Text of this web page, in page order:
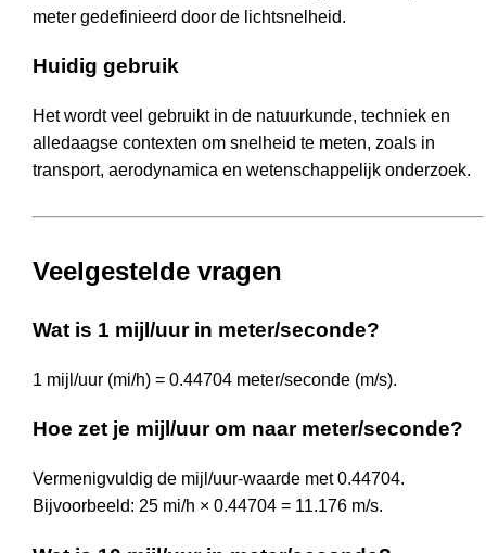
meter gedefinieerd door de lichtsnelheid.
Huidig gebruik
Het wordt veel gebruikt in de natuurkunde, techniek en
alledaagse contexten om snelheid te meten, zoals in
transport, aerodynamica en wetenschappelijk onderzoek.
Veelgestelde vragen
Wat is 1 mijl/uur in meter/seconde?
1 mijl/uur (mi/h) = 0.44704 meter/seconde (m/s).
Hoe zet je mijl/uur om naar meter/seconde?
Vermenigvuldig de mijl/uur-waarde met 0.44704.
Bijvoorbeeld: 25 mi/h × 0.44704 = 11.176 m/s.